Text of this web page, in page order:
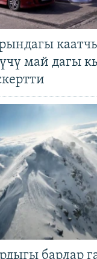
май дагы
барлар